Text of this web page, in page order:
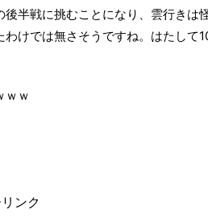
半戦に挑むことになり、雲行きは
けでは無さそうですね。はたして
ｗｗ
ンク